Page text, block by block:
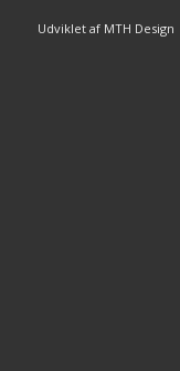
Udviklet af MTH Design